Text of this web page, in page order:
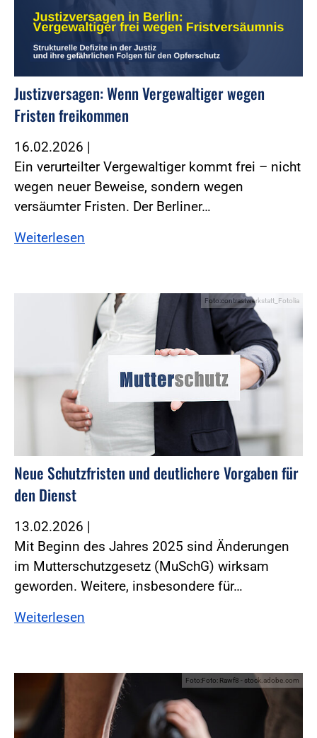
Justizversagen: Wenn Vergewaltiger wegen
Fristen freikommen
16.02.2026 |
Ein verurteilter Vergewaltiger kommt frei – nicht
wegen neuer Beweise, sondern wegen
versäumter Fristen. Der Berliner…
Weiterlesen
Foto:contrastwerkstatt_Fotolia
Neue Schutzfristen und deutlichere Vorgaben für
den Dienst
13.02.2026 |
Mit Beginn des Jahres 2025 sind Änderungen
im Mutterschutzgesetz (MuSchG) wirksam
geworden. ­Weitere, insbesondere für…
Weiterlesen
Foto:Foto: Rawf8 - stock.adobe.com